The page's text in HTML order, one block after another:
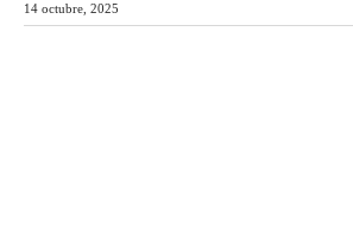
14 octubre, 2025